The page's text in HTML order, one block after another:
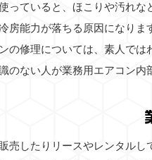
っていると、ほこりや汚れ
房能力が落ちる原因になり
の修理については、素人で
のない人が業務用エアコン
売したりリースやレンタル